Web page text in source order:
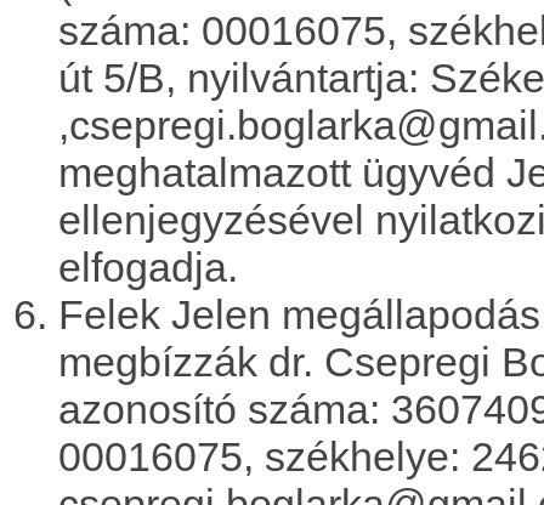
száma: 00016075,
út 5/B, nyilvántartja:
meghatalmazott ügyvéd
ellenjegyzésével
elfogadja.
Felek Jelen
megbízzák dr. Csepregi
azonosító száma:
00016075, székhelye: